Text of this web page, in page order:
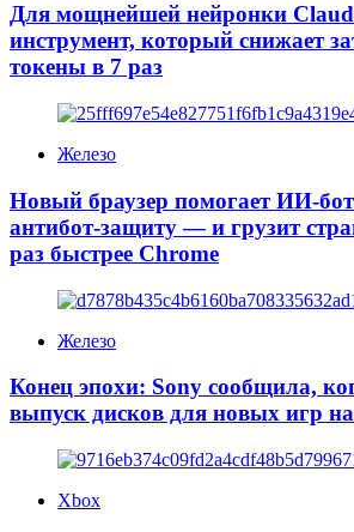
III
Для мощнейшей нейронки
инструмент, который снижает
токены в 7 раз
Железо
Новый браузер помогает ИИ-
антибот-защиту — и грузит
раз быстрее Chrome
Железо
Конец эпохи: Sony сообщила,
выпуск дисков для новых игр
Xbox